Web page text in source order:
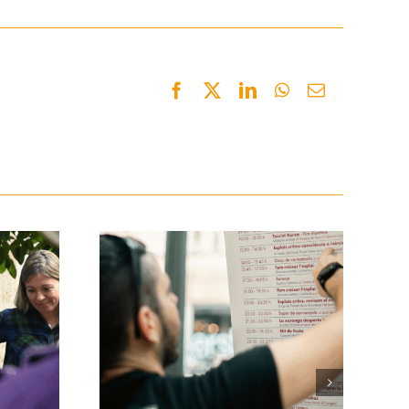
Facebook
TwitterLinkedInWhatsApp
Email